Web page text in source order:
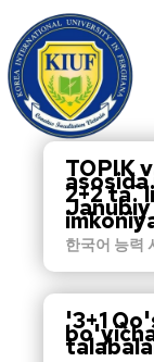
TOPIK
asosida
2+2
한국어 능력
'3+1